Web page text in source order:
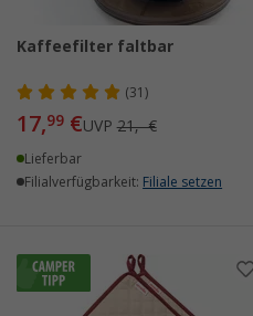
Kaffeefilter faltbar
(31)
17,99€UVP21,- €
Lieferbar
Filialverfügbarkeit: Filiale setzen